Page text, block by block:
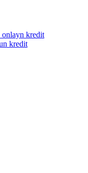
onlayn kredit
kredit